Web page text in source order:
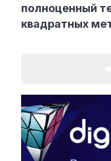
Рубрики
Интеллектуальная
Дизайн и мода
Реклама и
Архитектура и
Наука и
полноценный
квадратных